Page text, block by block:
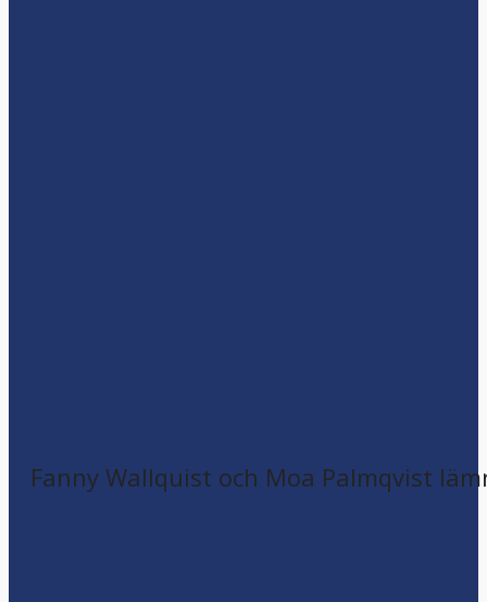
Fanny Wallquist och Moa Palmqvist